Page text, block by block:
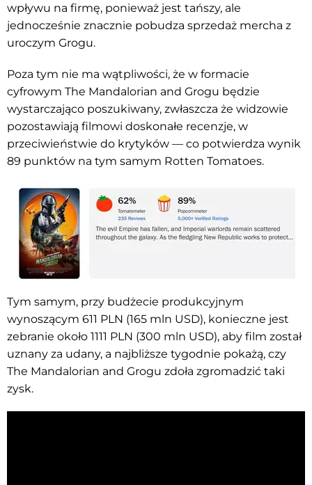
wpływu na firmę, ponieważ jest tańszy, ale
jednocześnie znacznie pobudza sprzedaż mercha z
uroczym Grogu.
Poza tym nie ma wątpliwości, że w formacie
cyfrowym The Mandalorian and Grogu będzie
wystarczająco poszukiwany, zwłaszcza że widzowie
pozostawiają filmowi doskonałe recenzje, w
przeciwieństwie do krytyków — co potwierdza wynik
89 punktów na tym samym Rotten Tomatoes.
Tym samym, przy budżecie produkcyjnym
wynoszącym 611 PLN (165 mln USD), konieczne jest
zebranie około 1111 PLN (300 mln USD), aby film został
uznany za udany, a najbliższe tygodnie pokażą, czy
The Mandalorian and Grogu zdoła zgromadzić taki
zysk.